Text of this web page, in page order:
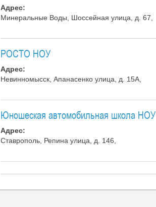
Адрес:
Минеральные Воды, Шоссейная улица, д. 67,
РОСТО НОУ
Адрес:
Невинномысск, Апанасенко улица, д. 15А,
Юношеская автомобильная школа НОУ
Адрес:
Ставрополь, Репина улица, д. 146,